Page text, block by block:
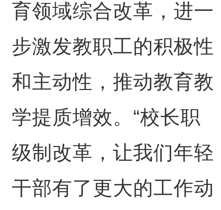
育领域综合改革，进一
步激发教职工的积极性
和主动性，推动教育教
学提质增效。“校长职
级制改革，让我们年轻
干部有了更大的工作动